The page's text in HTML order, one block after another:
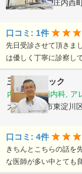
大阪府豊中市庄内西
口コミ: 1件
先日受診させて頂きま
は優しく丁寧に診察し
玉谷クリニック
内科, 糖尿病内科, ア
大阪府大阪市東淀川
口コミ: 4件
きちんとこちらの話を
な医師が多い中とても